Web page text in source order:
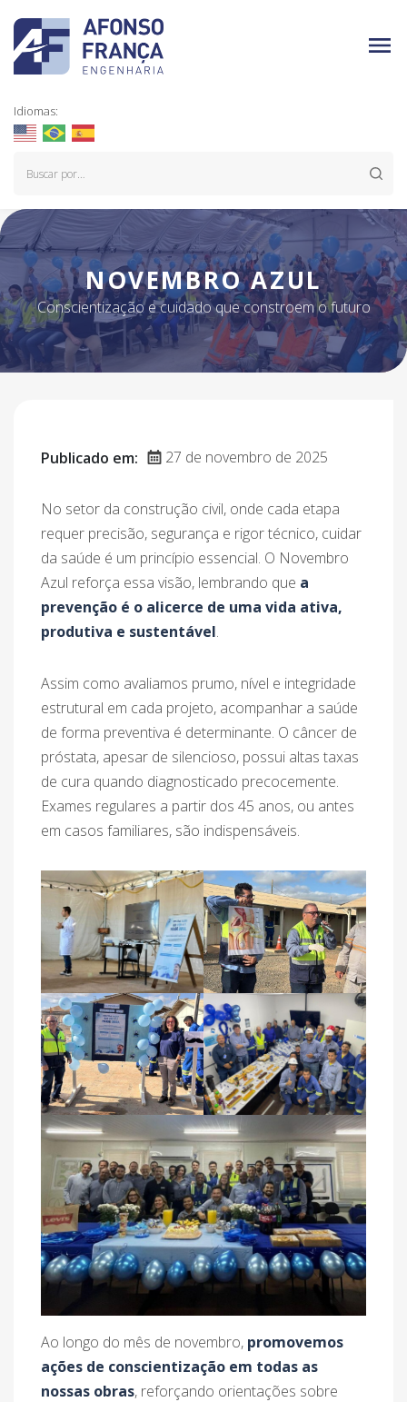
Idiomas:
NOVEMBRO AZUL
Conscientização e cuidado que constroem o futuro
Publicado em: 27 de novembro de 2025
No setor da construção civil, onde cada etapa
requer precisão, segurança e rigor técnico, cuidar
da saúde é um princípio essencial. O Novembro
Azul reforça essa visão, lembrando que a
prevenção é o alicerce de uma vida ativa,
produtiva e sustentável.
Assim como avaliamos prumo, nível e integridade
estrutural em cada projeto, acompanhar a saúde
de forma preventiva é determinante. O câncer de
próstata, apesar de silencioso, possui altas taxas
de cura quando diagnosticado precocemente.
Exames regulares a partir dos 45 anos, ou antes
em casos familiares, são indispensáveis.
Ao longo do mês de novembro, promovemos
ações de conscientização em todas as
nossas obras, reforçando orientações sobre